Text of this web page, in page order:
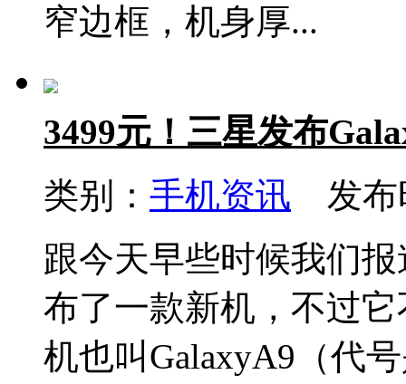
窄边框，机身厚...
3499元！三星发布
类别： 手机资讯 发布
跟今天早些时候我们
布了一款新机，不过
机也叫GalaxyA9（代